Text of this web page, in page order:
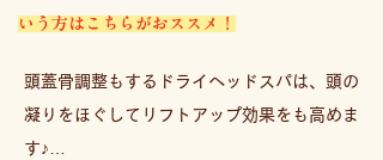
いう方はこちらがおススメ！
頭蓋骨調整もするドライヘッドスパは、頭の
凝りをほぐしてリフトアップ効果をも高めま
す♪